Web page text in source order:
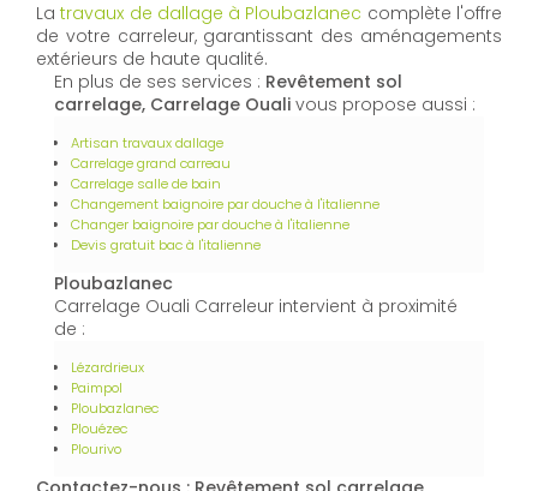
Latravaux de dallage à Ploubazlanec complète l'offre
de votre carreleur, garantissant des aménagements
extérieurs de haute qualité.
En plus de ses services : Revêtement sol
carrelage, Carrelage Ouali vous propose aussi :
Artisan travaux dallage
Carrelage grand carreau
Carrelage salle de bain
Changement baignoire par douche à l'italienne
Changer baignoire par douche à l'italienne
Devis gratuit bac à l'italienne
Ploubazlanec
Carrelage Ouali Carreleur intervient à proximité
de :
Lézardrieux
Paimpol
Ploubazlanec
Plouézec
Plourivo